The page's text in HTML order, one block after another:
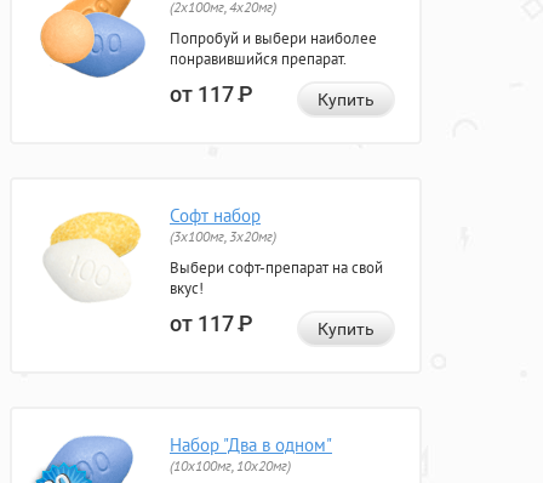
(2x100мг, 4x20мг)
Попробуй и выбери наиболее
понравившийся препарат.
от 117Р Купить
Софт набор
(3x100мг, 3x20мг)
Выбери софт-препарат на свой
вкус!
от 117Р Купить
Набор "Два в одном"
(10x100мг, 10x20мг)